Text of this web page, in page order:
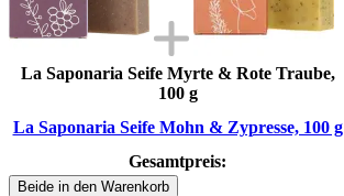
La Saponaria Seife Myrte & Rote Traube,
100 g
La Saponaria Seife Mohn & Zypresse, 100 g
Gesamtpreis:
Beide in den Warenkorb